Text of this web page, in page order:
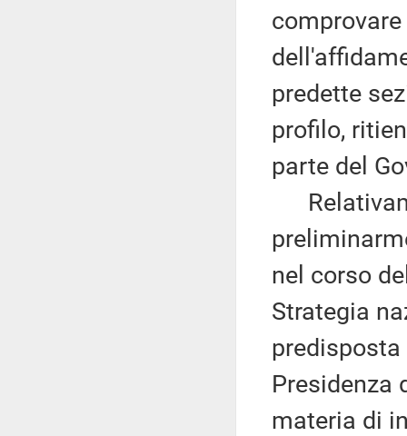
predette
profilo,
parte del
nel corso
Strategia
Presidenza
materia di